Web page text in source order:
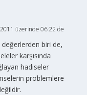
üzerinde 06:22 de
biri de,
karşısında
hadiseler
problemlere